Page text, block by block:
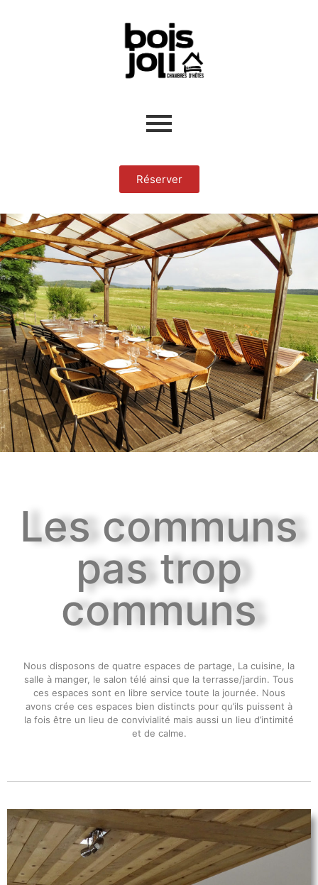
Réserver
Les communs
pas trop
communs
Nous disposons de quatre espaces de partage, La cuisine, la
salle à manger, le salon télé ainsi que la terrasse/jardin. Tous
ces espaces sont en libre service toute la journée. Nous
avons crée ces espaces bien distincts pour qu’ils puissent à
la fois être un lieu de convivialité mais aussi un lieu d’intimité
et de calme.